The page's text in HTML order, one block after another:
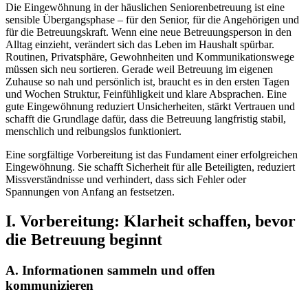
Die Eingewöhnung in der häuslichen Seniorenbetreuung ist eine
sensible Übergangsphase – für den Senior, für die Angehörigen und
für die Betreuungskraft. Wenn eine neue Betreuungsperson in den
Alltag einzieht, verändert sich das Leben im Haushalt spürbar.
Routinen, Privatsphäre, Gewohnheiten und Kommunikationswege
müssen sich neu sortieren. Gerade weil Betreuung im eigenen
Zuhause so nah und persönlich ist, braucht es in den ersten Tagen
und Wochen Struktur, Feinfühligkeit und klare Absprachen. Eine
gute Eingewöhnung reduziert Unsicherheiten, stärkt Vertrauen und
schafft die Grundlage dafür, dass die Betreuung langfristig stabil,
menschlich und reibungslos funktioniert.
Eine sorgfältige Vorbereitung ist das Fundament einer erfolgreichen
Eingewöhnung. Sie schafft Sicherheit für alle Beteiligten, reduziert
Missverständnisse und verhindert, dass sich Fehler oder
Spannungen von Anfang an festsetzen.
I. Vorbereitung: Klarheit schaffen, bevor
die Betreuung beginnt
A. Informationen sammeln und offen
kommunizieren